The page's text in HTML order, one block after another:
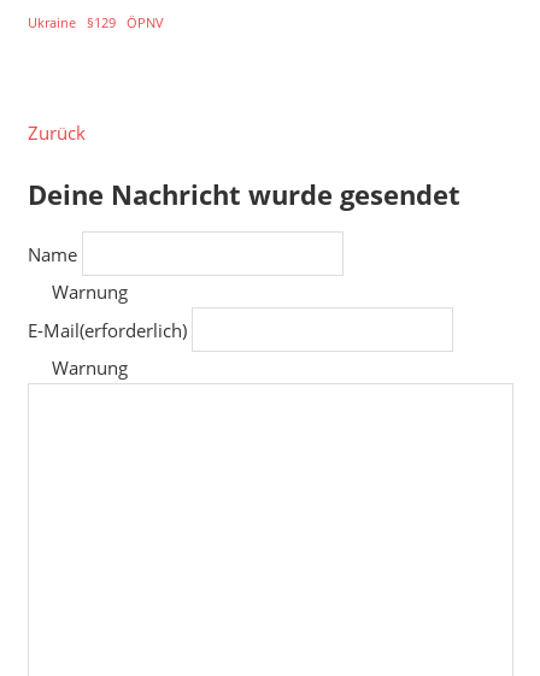
Ukraine §129 ÖPNV
Zurück
Deine Nachricht wurde gesendet
Name
Warnung
E-Mail(erforderlich)
Warnung